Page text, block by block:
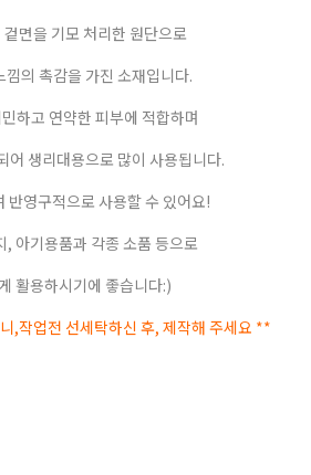
겉면을 기모 처리한 원단으로
낌의 촉감을 가진 소재입니다.
하고 연약한 피부에 적합하며
어 생리대용으로 많이 사용됩니다.
반영구적으로 사용할 수 있어요!
, 아기용품과 각종 소품 등으로
활용하시기에 좋습니다:)
,작업전 선세탁하신 후, 제작해 주세요 **